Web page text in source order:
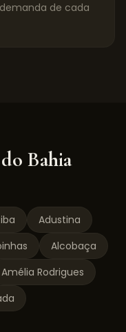
de cada
Bahia
Adustina
Alcobaça
Amélia Rodrigues